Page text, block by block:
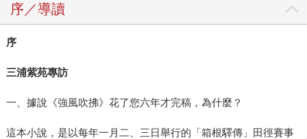
序／導讀
序
三浦紫苑專訪
一、據說《強風吹拂》花了您六年才完稿，為什麼？
這本小說，是以每年一月二、三日舉行的「箱根驛傳」田徑賽事